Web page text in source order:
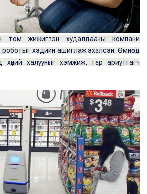
том жижиглэн худалдааны компани
роботыг хэдийн ашиглаж эхэлсэн. Өмнөд
хүний халууныг хэмжиж, гар ариутгагч